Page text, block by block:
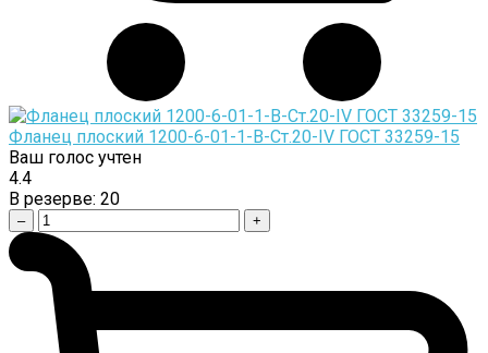
Фланец плоский 1200-6-01-1-B-Cт.20-IV ГОСТ 33259-15
Ваш голос учтен
4.4
В резерве: 20
– +